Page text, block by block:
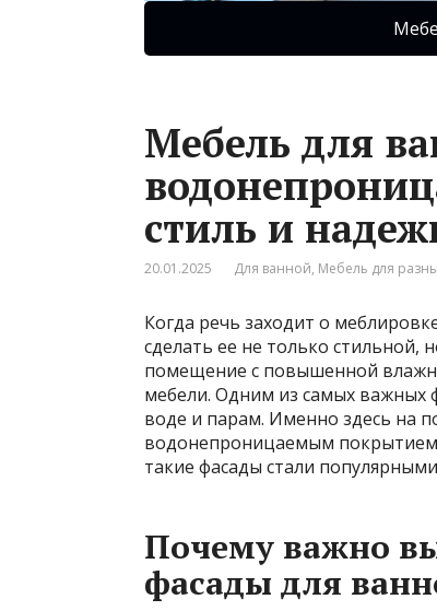
Мебель для
стиль и
20.01.2025 Для ванной, Мебель для
Когда речь заходит о
сделать ее не только
помещение с повышенной
мебели. Одним из самых важных
воде и парам. Именно здесь на
водонепроницаемым
такие фасады стали
Почему важно
фасады для